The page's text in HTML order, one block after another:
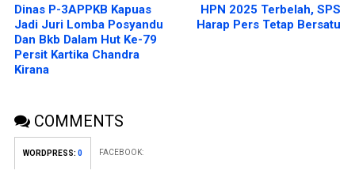
Dinas P-3APPKB Kapuas
Jadi Juri Lomba Posyandu
Dan Bkb Dalam Hut Ke-79
Persit Kartika Chandra
Kirana
HPN 2025 Terbelah, SPS
Harap Pers Tetap Bersatu
COMMENTS
WORDPRESS: 0 FACEBOOK: